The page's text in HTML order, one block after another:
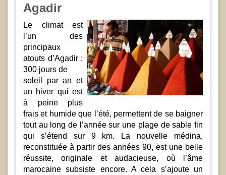
Agadir
Le climat est
l’un des
principaux
atouts d’Agadir :
300 jours de
soleil par an et
un hiver qui est
à peine plus
frais et humide que l’été, permettent de se baigner
tout au long de l’année sur une plage de sable fin
qui s’étend sur 9 km. La nouvelle médina,
reconstituée à partir des années 90, est une belle
réussite, originale et audacieuse, où l’âme
marocaine subsiste encore. A cela s’ajoute un